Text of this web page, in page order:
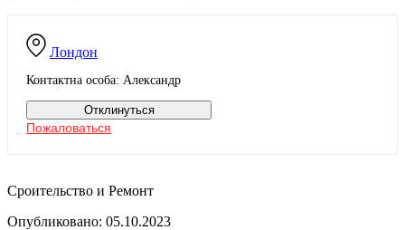
Лондон
Контактна особа: Александр
Отклинуться
Пожаловаться
Сроительство и Ремонт
Опубликовано: 05.10.2023